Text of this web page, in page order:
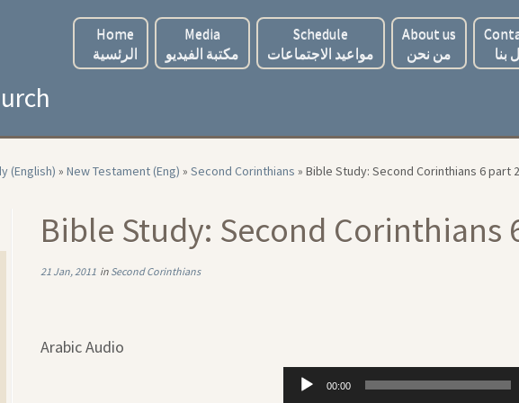
Home
الرئسية
Media
مكتبة الفيديو
Schedule
مواعيد الاجتماعات
About us
من نحن
بنا
(English) » New Testament (Eng) » Second Corinthians » Bible Study: Second Corinthians 6 part 2
Bible Study: Second Corinthians
21 Jan, 2011 in Second Corinthians
Arabic Audio
Audio
Player
00:00